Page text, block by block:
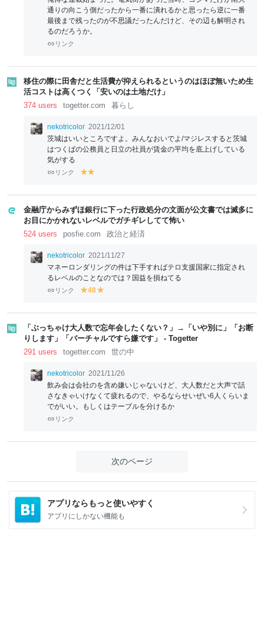
通りの向こう側だったから一番に潰れるかと思ったら逆に一番
最後まで残ったのが不思議だったんだけど、その辺も解明され
るのだろうか。
リンク
移住の際に田舎だと生活費が抑えられるというのはほぼ無いため生
活コストは高くつく「安いのは土地だけ」
374 users
togetter.com 暮らし
nekotricolor 2021/12/01
茨城はいいところですよ。みんなおいでよ/マジレスすると茨城
はつくばの公務員と日立の社員が賃金の平均を底上げしている
気がする
リンク
y
lo
w
lo
w
金融庁からみずほ銀行に下った行政処分の文面が公文書では滅多に
お目にかかれないレベルでガチギレしてて怖い
524 users
posfie.com 政治と経済
nekotricolor 2021/11/27
マネーロンダリングの件は下手すればテロ支援国家に指定され
るレベルのことなのでは？国益を損ねてる
リンク
y
lo
w
48
lo
w
「ぶっちゃけ大人数で忘年会したくない？」→「いや別に」「お断
りします」「バーチャルですら嫌です」 - Togetter
291 users
togetter.com 世の中
nekotricolor 2021/11/26
飲み会は会社のを含め嫌いじゃないけど、大人数だと大声で話
さなきゃいけなくて疲れるので、やるならせいぜい6人くらいま
でがいい。もしくはテーブルを分けるか
リンク
次のページ
アプリならもっと使いやすく
アプリにしかない機能も